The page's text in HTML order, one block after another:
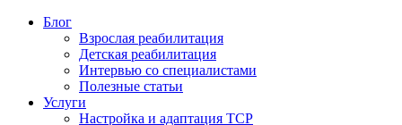
Блог
Взрослая реабилитация
Детская реабилитация
Интервью со специалистами
Полезные статьи
Услуги
Настройка и адаптация ТСР